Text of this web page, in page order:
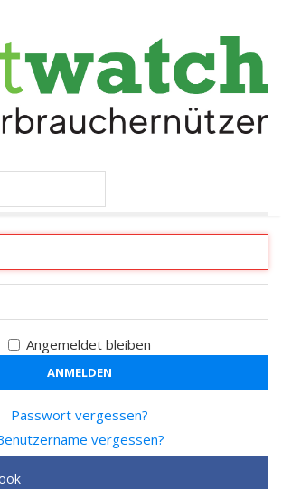
Angemeldet bleiben
ANMELDEN
Passwort vergessen?
vergessen?